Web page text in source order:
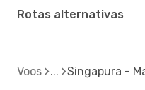
Rotas alternativas
Voos Singapura -